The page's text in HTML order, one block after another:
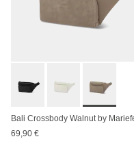
69,90 €